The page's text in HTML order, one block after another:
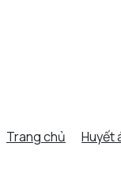
Trang chủ Huyết